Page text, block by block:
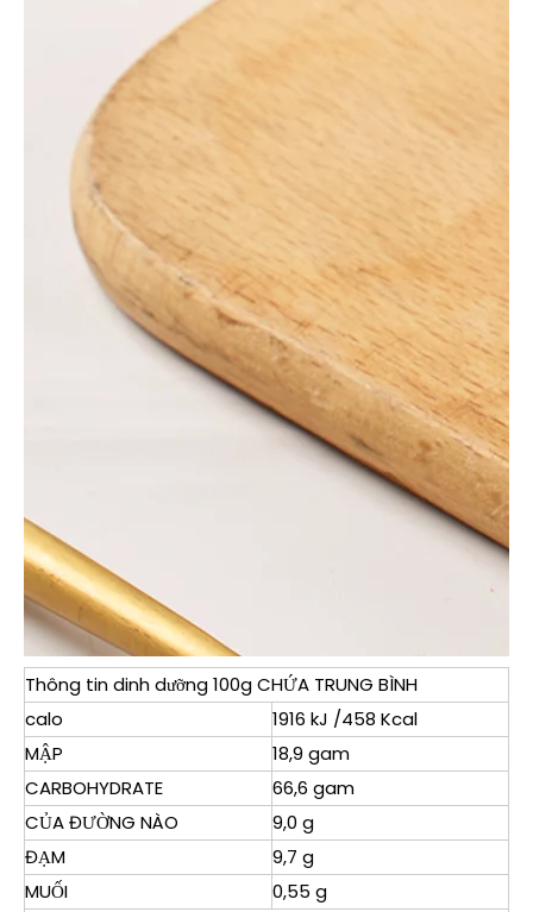
Thông tin dinh dưỡng 100g CHỨA TRUNG BÌNH
calo
1916 kJ /458 Kcal
MẬP
18,9 gam
CARBOHYDRATE
66,6 gam
CỦA ĐƯỜNG NÀO
9,0 g
ĐẠM
9,7 g
MUỐI
0,55 g